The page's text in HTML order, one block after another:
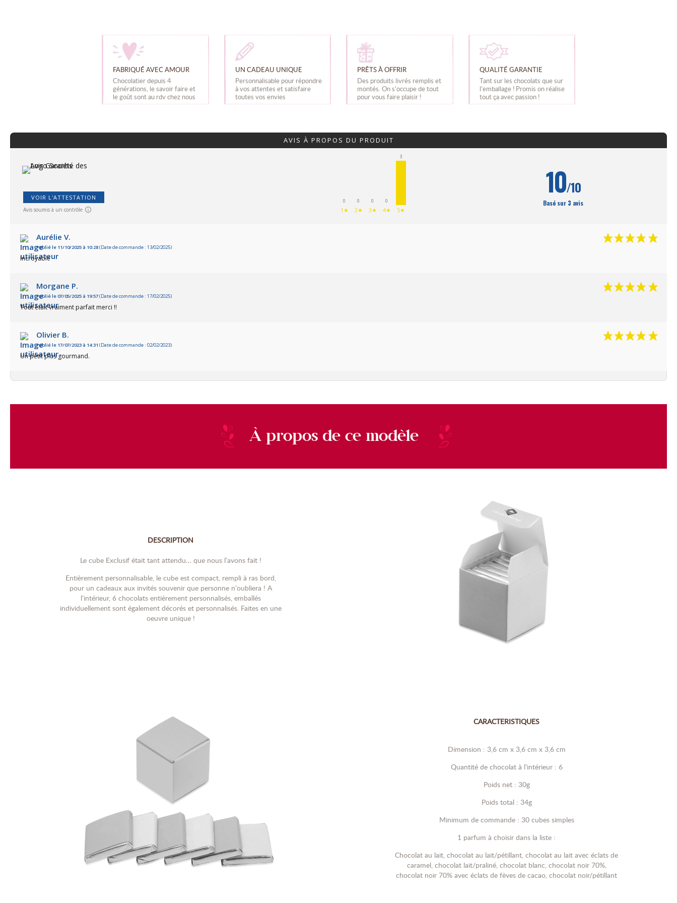
FABRIQUÉ AVEC AMOUR
Chocolatier depuis 4
générations, le savoir faire et
le goût sont au rdv chez nous
UN CADEAU UNIQUE
Personnalisable pour répondre
à vos attentes et satisfaire
toutes vos envies
PRÊTS À OFFRIR
Des produits livrés remplis et
montés. On s’occupe de tout
pour vous faire plaisir !
QUALITÉ GARANTIE
Tant sur les chocolats que sur
l’emballage ! Promis on réalise
tout ça avec passion !
AVIS À PROPOS DU PRODUIT
VOIR L'ATTESTATION
Avis soumis à un contrôle
0
1★
0
2★
0
3★
0
4★
3
5★
10/10
Basé sur 3 avis
Aurélie V.
Publié le 11/10/2025 à 10:28(Date de commande : 13/02/2025)
Incroyable
Morgane P.
Publié le 07/05/2025 à 19:57(Date de commande : 17/02/2025)
Tout était vraiment parfait merci !!
Olivier B.
Publié le 17/07/2023 à 14:31 (Date de commande : 02/02/2023)
Un petit plus gourmand.
À propos de ce modèle
DESCRIPTION
Le cube Exclusif était tant attendu… que nous l’avons fait !
Entièrement personnalisable, le cube est compact, rempli à ras bord,
pour un cadeaux aux invités souvenir que personne n’oubliera ! A
l’intérieur, 6 chocolats entièrement personnalisés, emballés
individuellement sont également décorés et personnalisés. Faites en une
oeuvre unique !
CARACTERISTIQUES
Dimension : 3,6 cm x 3,6 cm x 3,6 cm
Quantité de chocolat à l’intérieur : 6
Poids net : 30g
Poids total : 34g
Minimum de commande : 30 cubes simples
1 parfum à choisir dans la liste :
Chocolat au lait, chocolat au lait/pétillant, chocolat au lait avec éclats de
caramel, chocolat lait/praliné, chocolat blanc, chocolat noir 70%,
chocolat noir 70% avec éclats de fèves de cacao, chocolat noir/pétillant